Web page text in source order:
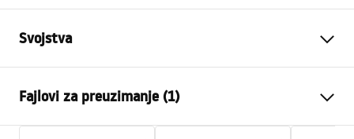
Svojstva
Tip sifona
Długość odpływu (cm)
90
Fajlovi za preuzimanje (1)